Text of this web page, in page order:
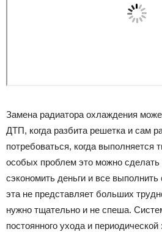
Замена радиатора охлаждения
ДТП, когда разбита решетка и сам
потребоваться, когда выполняется
особых проблем это можно
сэкономить деньги и все
эта не представляет больших
нужно тщательно и не спеша.
постоянного ухода и